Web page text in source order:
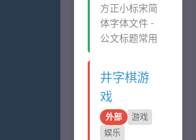
方正小标宋简
体字体文件 -
公文标题常用
井字棋游
戏
外部
游戏
娱乐